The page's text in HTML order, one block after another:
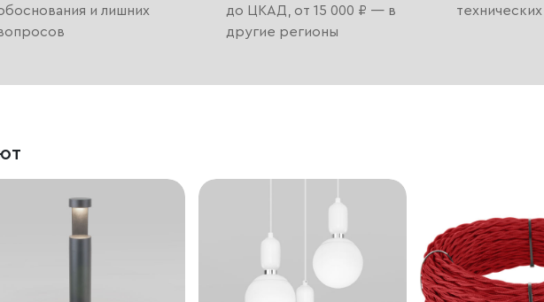
и лишних
до ЦКАД, от 15 000 ₽ — в
другие регионы